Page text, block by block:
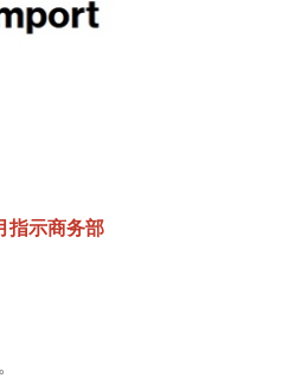
指示商务部